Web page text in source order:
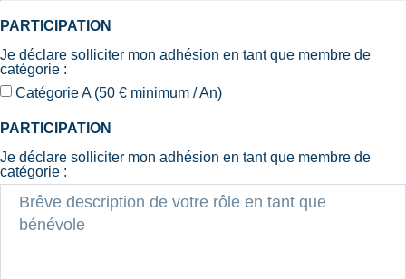
PARTICIPATION
Je déclare solliciter mon adhésion en tant que membre de
catégorie :
Catégorie A (50 € minimum / An)
PARTICIPATION
Je déclare solliciter mon adhésion en tant que membre de
catégorie :